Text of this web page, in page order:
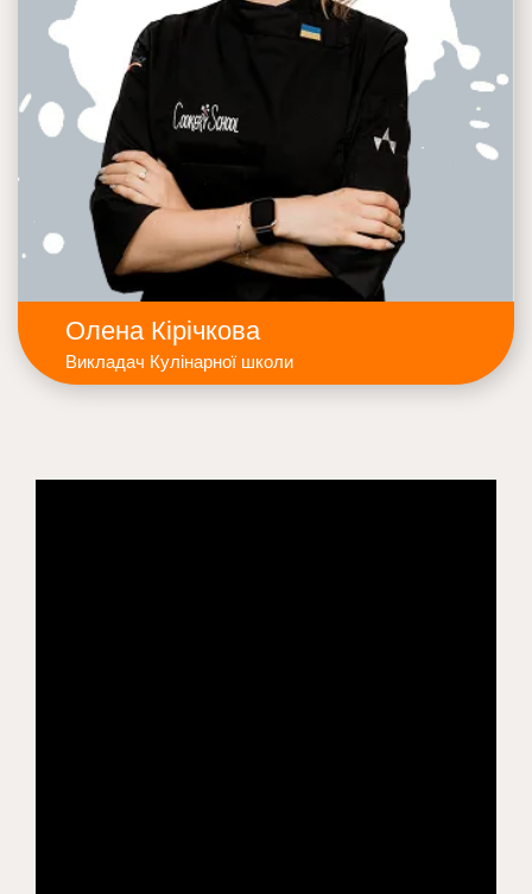
Олена Кірічкова
Викладач Кулінарної школи